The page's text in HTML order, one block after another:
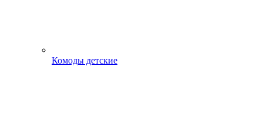
Комоды детские